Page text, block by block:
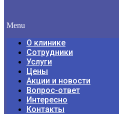
Menu
О клинике
Сотрудники
Услуги
Цены
Акции и новости
Вопрос-ответ
Интересно
Контакты